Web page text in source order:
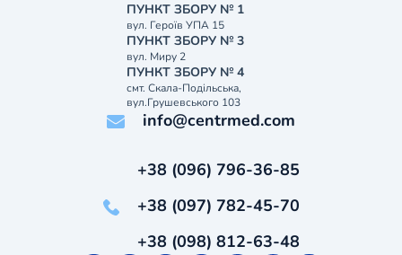
ПУНКТ ЗБОРУ № 1
вул. Героїв УПА 15
ПУНКТ ЗБОРУ № 3
вул. Миру 2
ПУНКТ ЗБОРУ № 4
смт. Скала-Подільська,
вул.Грушевського 103
info@centrmed.com
+38 (096) 796-36-85
+38 (097) 782-45-70
+38 (098) 812-63-48